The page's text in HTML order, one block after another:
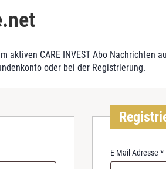
aktiven CARE INVEST Abo
oder bei der Registrierung.
E-Mail-Adresse *R